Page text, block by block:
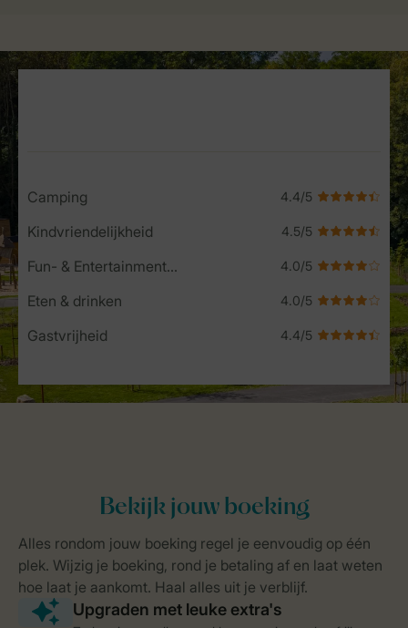
Service Rating from our guests
Camping
Kindvriendelijkheid
Fun- & Entertainment-programma
Eten & drinken
Gastvrijheid